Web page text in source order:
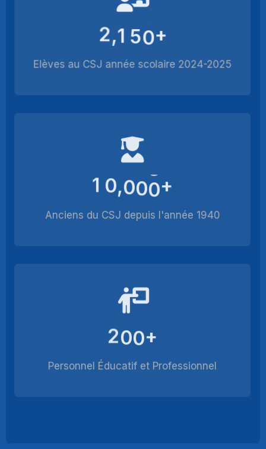
2,1 50+
Elèves au CSJ année scolaire 2024-2025
1 0,000+
Anciens du CSJ depuis l'année 1940
200+
Personnel Éducatif et Professionnel